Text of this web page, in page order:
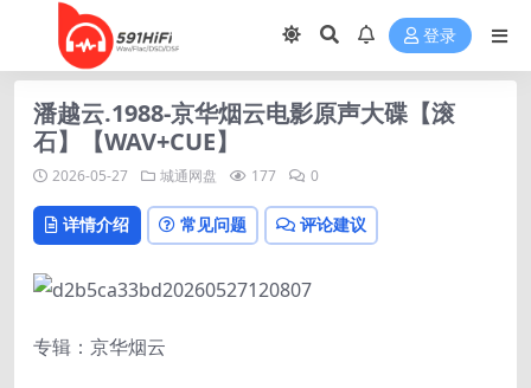
登录
潘越云.1988-京华烟云电影原声大碟【滚
石】【WAV+CUE】
2026-05-27 城通网盘 177 0
详情介绍 常见问题 评论建议
专辑：京华烟云